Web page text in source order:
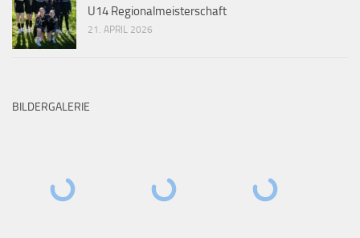
U14 Regionalmeisterschaft
21. APRIL 2026
BILDERGALERIE